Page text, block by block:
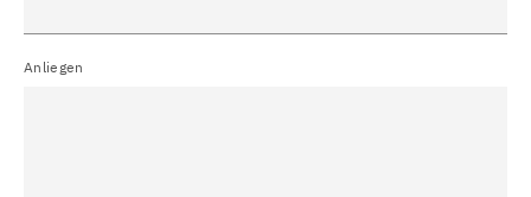
Anliegen